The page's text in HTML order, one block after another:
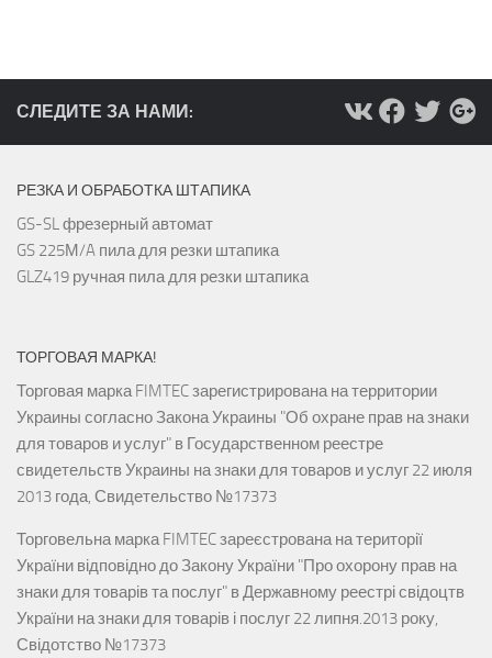
СЛЕДИТЕ ЗА НАМИ:
РЕЗКА И ОБРАБОТКА ШТАПИКА
GS-SL фрезерный автомат
GS 225М/A пила для резки штапика
GLZ419 ручная пила для резки штапика
ТОРГОВАЯ МАРКА!
Торговая марка FIMTEC зарегистрирована на территории
Украины согласно Закона Украины "Об охране прав на знаки
для товаров и услуг" в Государственном реестре
свидетельств Украины на знаки для товаров и услуг 22 июля
2013 года, Свидетельство №17373
Торговельна марка FIMTEC зареєстрована на території
України відповідно до Закону України "Про охорону прав на
знаки для товарів та послуг" в Державному реестрі свідоцтв
України на знаки для товарів і послуг 22 липня.2013 року,
Свідотство №17373